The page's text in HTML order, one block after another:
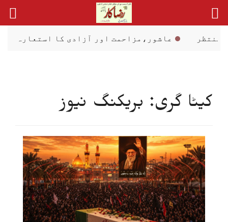
to
عاشور،مزاحمت اور آزادی کا استعارہ علما،
کیٹا گری: بریکنگ نیوز